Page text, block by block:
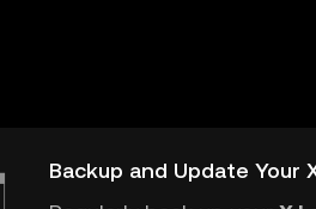
Backup and Update Your